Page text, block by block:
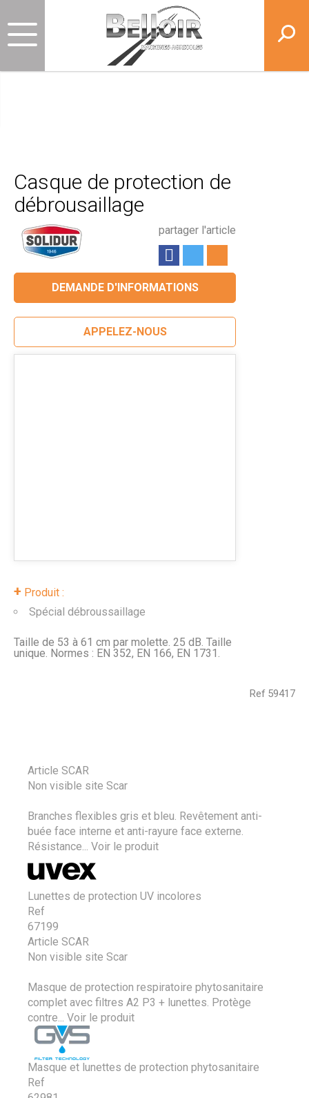
Casque de protection de
débrousaillage
Ref 59417
+ Produit :
Spécial débroussaillage
partager l'article
Taille de 53 à 61 cm par molette. 25 dB. Taille
unique. Normes : EN 352, EN 166, EN 1731.
DEMANDE D'INFORMATIONS
APPELEZ-NOUS
Article SCAR
Non visible site Scar
Branches flexibles gris et bleu. Revêtement anti-
buée face interne et anti-rayure face externe.
Résistance...
Voir le produit
Lunettes de protection UV incolores
Ref
67199
Article SCAR
Non visible site Scar
Masque de protection respiratoire phytosanitaire
complet avec filtres A2 P3 + lunettes. Protège
contre...
Voir le produit
Masque et lunettes de protection phytosanitaire
Ref